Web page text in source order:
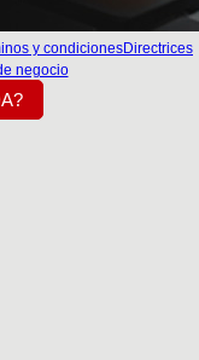
y condicionesDirectrices
negocio